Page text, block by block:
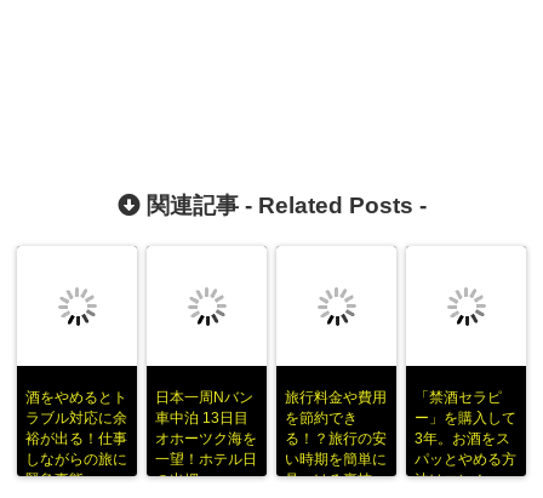
関連記事 - Related Posts -
酒をやめるとト
ラブル対応に余
裕が出る！仕事
しながらの旅に
緊急事態
日本一周Nバン
車中泊 13日目
オホーツク海を
一望！ホテル日
の出岬
旅行料金や費用
を節約でき
る！？旅行の安
い時期を簡単に
見つける裏技
「禁酒セラピ
ー」を購入して
3年。お酒をス
パッとやめる方
法はコレ！